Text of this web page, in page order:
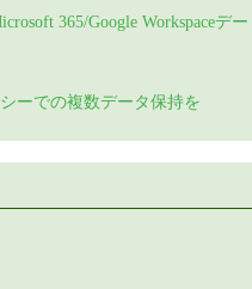
365/Google Workspaceデー
ーでの複数データ保持を